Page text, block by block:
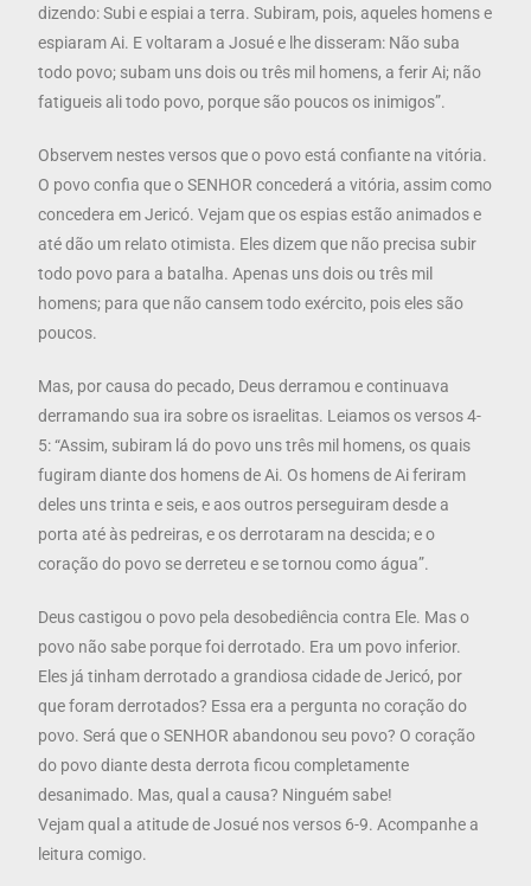
dizendo: Subi e espiai a terra. Subiram, pois, aqueles homens e
espiaram Ai. E voltaram a Josué e lhe disseram: Não suba
todo povo; subam uns dois ou três mil homens, a ferir Ai; não
fatigueis ali todo povo, porque são poucos os inimigos”.
Observem nestes versos que o povo está confiante na vitória.
O povo confia que o SENHOR concederá a vitória, assim como
concedera em Jericó. Vejam que os espias estão animados e
até dão um relato otimista. Eles dizem que não precisa subir
todo povo para a batalha. Apenas uns dois ou três mil
homens; para que não cansem todo exército, pois eles são
poucos.
Mas, por causa do pecado, Deus derramou e continuava
derramando sua ira sobre os israelitas. Leiamos os versos 4-
5: “Assim, subiram lá do povo uns três mil homens, os quais
fugiram diante dos homens de Ai. Os homens de Ai feriram
deles uns trinta e seis, e aos outros perseguiram desde a
porta até às pedreiras, e os derrotaram na descida; e o
coração do povo se derreteu e se tornou como água”.
Deus castigou o povo pela desobediência contra Ele. Mas o
povo não sabe porque foi derrotado. Era um povo inferior.
Eles já tinham derrotado a grandiosa cidade de Jericó, por
que foram derrotados? Essa era a pergunta no coração do
povo. Será que o SENHOR abandonou seu povo? O coração
do povo diante desta derrota ficou completamente
desanimado. Mas, qual a causa? Ninguém sabe!
Vejam qual a atitude de Josué nos versos 6-9. Acompanhe a
leitura comigo.